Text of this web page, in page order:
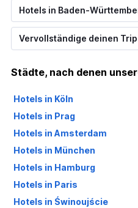
Hotels in Baden-
Vervollständige deinen Trip
Städte, nach denen
Hotels in Köln
Hotels in Prag
Hotels in Amsterdam
Hotels in München
Hotels in Hamburg
Hotels in Paris
Hotels in Świnoujście